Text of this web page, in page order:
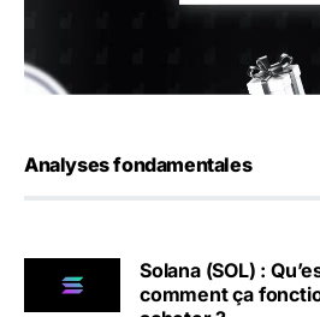
Analyses fondamentales
Solana (SOL) :
comment ça